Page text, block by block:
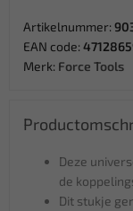
Artikelnummer:
EAN code:
Merk: Force Tools
Deze
de
Dit stukje